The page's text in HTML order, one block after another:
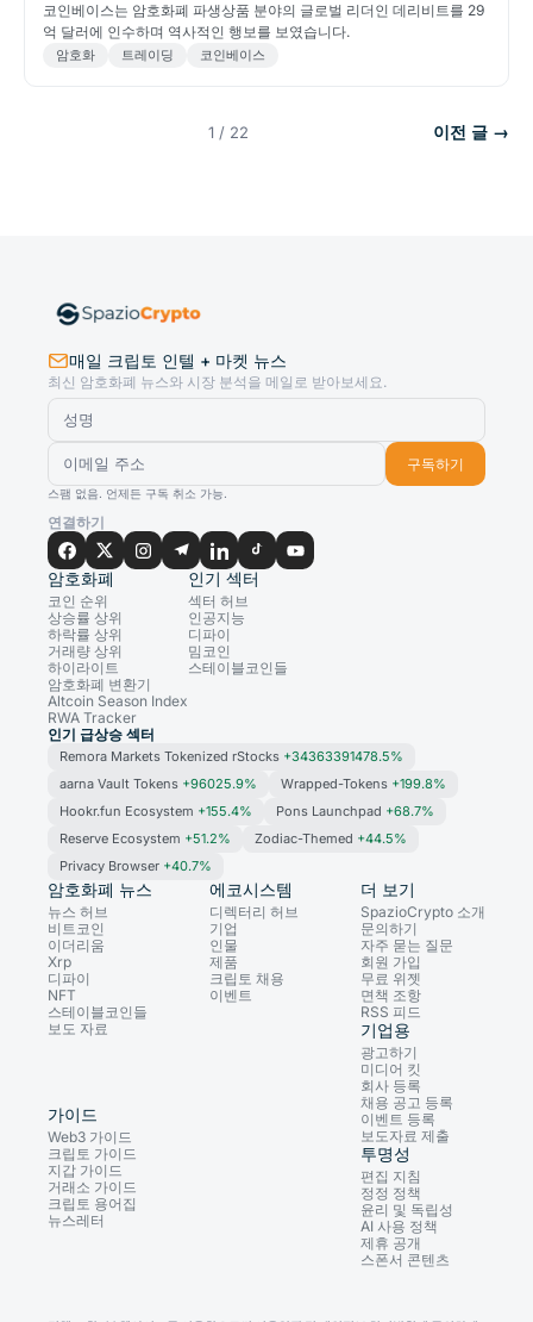
코인베이스는 암호화폐 파생상품 분야의 글로벌 리더인 데리비트를 29
억 달러에 인수하며 역사적인 행보를 보였습니다.
암호화 트레이딩 코인베이스
1 / 22 이전 글 →
매일 크립토 인텔 + 마켓 뉴스
최신 암호화폐 뉴스와 시장 분석을 메일로 받아보세요.
구독하기
스팸 없음. 언제든 구독 취소 가능.
연결하기
암호화폐
코인 순위
상승률 상위
하락률 상위
거래량 상위
하이라이트
암호화폐 변환기
Altcoin Season Index
RWA Tracker
인기 섹터
섹터 허브
인공지능
디파이
밈코인
스테이블코인들
인기 급상승 섹터
Remora Markets Tokenized rStocks +34363391478.5%
aarna Vault Tokens +96025.9% Wrapped-Tokens +199.8%
Hookr.fun Ecosystem +155.4% Pons Launchpad +68.7%
Reserve Ecosystem +51.2% Zodiac-Themed +44.5%
Privacy Browser +40.7%
암호화폐 뉴스
뉴스 허브
비트코인
이더리움
Xrp
디파이
NFT
스테이블코인들
보도 자료
에코시스템
디렉터리 허브
기업
인물
제품
크립토 채용
이벤트
가이드
Web3 가이드
크립토 가이드
지갑 가이드
거래소 가이드
크립토 용어집
뉴스레터
더 보기
SpazioCrypto 소개
문의하기
자주 묻는 질문
회원 가입
무료 위젯
면책 조항
RSS 피드
기업용
광고하기
미디어 킷
회사 등록
채용 공고 등록
이벤트 등록
보도자료 제출
투명성
편집 지침
정정 정책
윤리 및 독립성
AI 사용 정책
제휴 공개
스폰서 콘텐츠